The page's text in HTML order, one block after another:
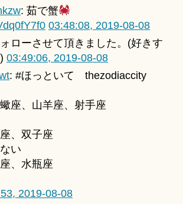
: 茹で蟹
03:48:08, 2019-08-08
ローさせて頂きました。(好きす
03:49:06, 2019-08-08
: #ほっといて thezodiaccity
座、山羊座、射手座
、双子座
い
、水瓶座
2019-08-08